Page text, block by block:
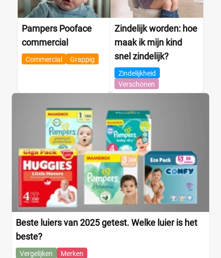
Bol
Pampers Pooface
commercial
Commercial Grappig
Zindelijk worden: hoe
maak ik mijn kind
snel zindelijk?
Zindelijkheid
Verschonen
Beste luiers van 2025 getest. Welke luier is het
beste?
Vergelijken Merken